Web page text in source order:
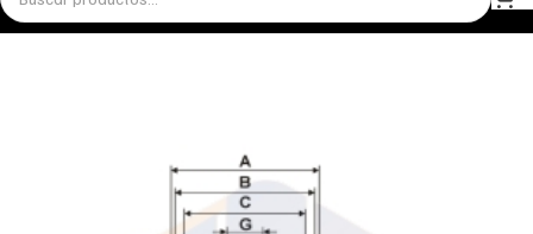
InicioMiscelánea - otrosOtrosFILTRO DE ACEITE OP 546/2 FILTRON